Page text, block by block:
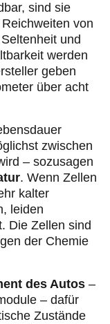
sind sie
von
und
werden
geben
über acht
zwischen
– sozusagen
. Wenn Zellen
kalter
leiden
Die Zellen sind
der Chemie
des Autos –
– dafür
Zustände